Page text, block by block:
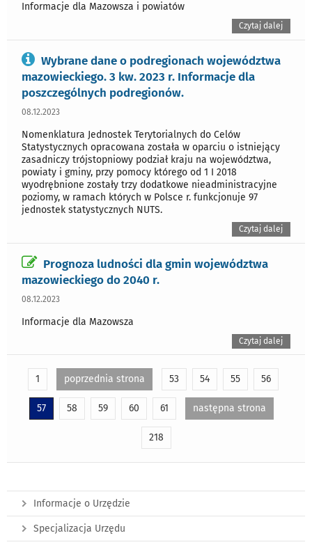
Informacje dla Mazowsza i powiatów
Czytaj dalej
Wybrane dane o podregionach województwa
mazowieckiego. 3 kw. 2023 r. Informacje dla
poszczególnych podregionów.
08.12.2023
Nomenklatura Jednostek Terytorialnych do Celów
Statystycznych opracowana została w oparciu o istniejący
zasadniczy trójstopniowy podział kraju na województwa,
powiaty i gminy, przy pomocy którego od 1 I 2018
wyodrębnione zostały trzy dodatkowe nieadministracyjne
poziomy, w ramach których w Polsce r. funkcjonuje 97
jednostek statystycznych NUTS.
Czytaj dalej
Prognoza ludności dla gmin województwa
mazowieckiego do 2040 r.
08.12.2023
Informacje dla Mazowsza
Czytaj dalej
1 poprzednia strona 53 54 55 56
57 58 59 60 61 następna strona
218
Informacje o Urzędzie
Specjalizacja Urzędu